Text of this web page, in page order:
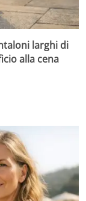
larghi di
alla cena